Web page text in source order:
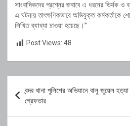
সাংবাদিকদের প্রশ্নের জবাবে এ ধরনের তির্যক ও
এ ঘটনায় তাৎক্ষণিকভাবে অভিযুক্ত কর্মকর্তাকে
লিখিত ব্যাখ্যা চাওয়া হয়েছে।”
Post Views: 48
navigation
বন্দর থানা পুলিশের অভিযানে বালু জুয়েল
গ্রেফতার